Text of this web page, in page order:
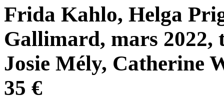
Frida Kahlo, Helga
Gallimard, mars 2022,
Josie Mély, Catherine
35 €